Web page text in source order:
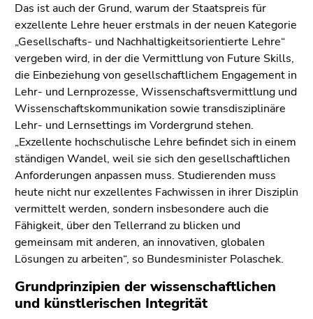
Das ist auch der Grund, warum der Staatspreis für
exzellente Lehre heuer erstmals in der neuen Kategorie
„Gesellschafts- und Nachhaltigkeitsorientierte Lehre“
vergeben wird, in der die Vermittlung von Future Skills,
die Einbeziehung von gesellschaftlichem Engagement in
Lehr- und Lernprozesse, Wissenschaftsvermittlung und
Wissenschaftskommunikation sowie transdisziplinäre
Lehr- und Lernsettings im Vordergrund stehen.
„Exzellente hochschulische Lehre befindet sich in einem
ständigen Wandel, weil sie sich den gesellschaftlichen
Anforderungen anpassen muss. Studierenden muss
heute nicht nur exzellentes Fachwissen in ihrer Disziplin
vermittelt werden, sondern insbesondere auch die
Fähigkeit, über den Tellerrand zu blicken und
gemeinsam mit anderen, an innovativen, globalen
Lösungen zu arbeiten“, so Bundesminister Polaschek.
Grundprinzipien der wissenschaftlichen
und künstlerischen Integrität